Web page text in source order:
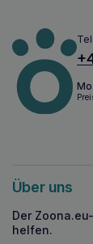
Über uns
Der
helfen.